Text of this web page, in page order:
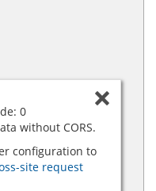
0
without CORS.
configuration to
site request